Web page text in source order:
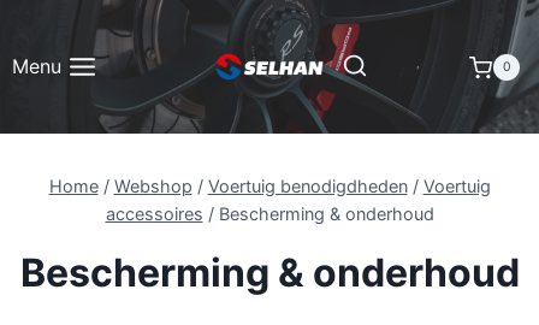
inhoud
Menu 0
Home / Webshop / Voertuig benodigdheden / Voertuig
accessoires / Bescherming & onderhoud
Bescherming & onderhoud